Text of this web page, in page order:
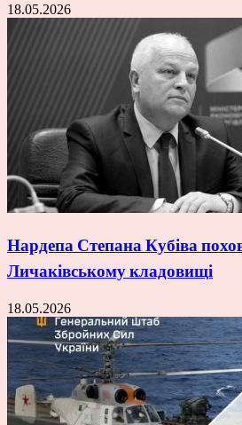
18.05.2026
Нардепа Степана Кубіва
Личаківському кладовищі
18.05.2026